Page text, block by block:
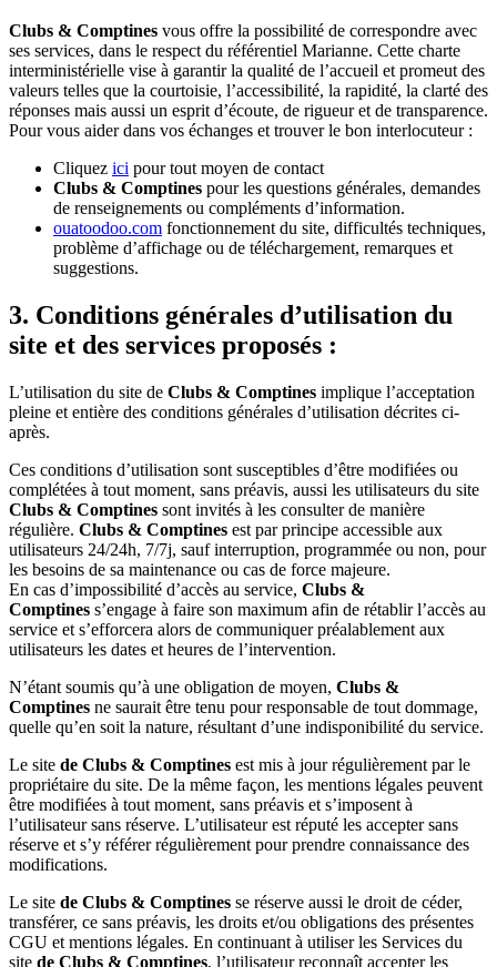
Clubs & Comptines vous offre la possibilité de correspondre avec
ses services, dans le respect du référentiel Marianne. Cette charte
interministérielle vise à garantir la qualité de l’accueil et promeut des
valeurs telles que la courtoisie, l’accessibilité, la rapidité, la clarté des
réponses mais aussi un esprit d’écoute, de rigueur et de transparence.
Pour vous aider dans vos échanges et trouver le bon interlocuteur :
Cliquez ici pour tout moyen de contact
Clubs & Comptines pour les questions générales, demandes
de renseignements ou compléments d’information.
ouatoodoo.com fonctionnement du site, difficultés techniques,
problème d’affichage ou de téléchargement, remarques et
suggestions.
3. Conditions générales d’utilisation du
site et des services proposés :
L’utilisation du site de Clubs & Comptines implique l’acceptation
pleine et entière des conditions générales d’utilisation décrites ci-
après.
Ces conditions d’utilisation sont susceptibles d’être modifiées ou
complétées à tout moment, sans préavis, aussi les utilisateurs du site
Clubs & Comptines sont invités à les consulter de manière
régulière. Clubs & Comptines est par principe accessible aux
utilisateurs 24/24h, 7/7j, sauf interruption, programmée ou non, pour
les besoins de sa maintenance ou cas de force majeure.
En cas d’impossibilité d’accès au service, Clubs &
Comptines s’engage à faire son maximum afin de rétablir l’accès au
service et s’efforcera alors de communiquer préalablement aux
utilisateurs les dates et heures de l’intervention.
N’étant soumis qu’à une obligation de moyen, Clubs &
Comptines ne saurait être tenu pour responsable de tout dommage,
quelle qu’en soit la nature, résultant d’une indisponibilité du service.
Le site de Clubs & Comptines est mis à jour régulièrement par le
propriétaire du site. De la même façon, les mentions légales peuvent
être modifiées à tout moment, sans préavis et s’imposent à
l’utilisateur sans réserve. L’utilisateur est réputé les accepter sans
réserve et s’y référer régulièrement pour prendre connaissance des
modifications.
Le site de Clubs & Comptines se réserve aussi le droit de céder,
transférer, ce sans préavis, les droits et/ou obligations des présentes
CGU et mentions légales. En continuant à utiliser les Services du
site de Clubs & Comptines, l’utilisateur reconnaît accepter les